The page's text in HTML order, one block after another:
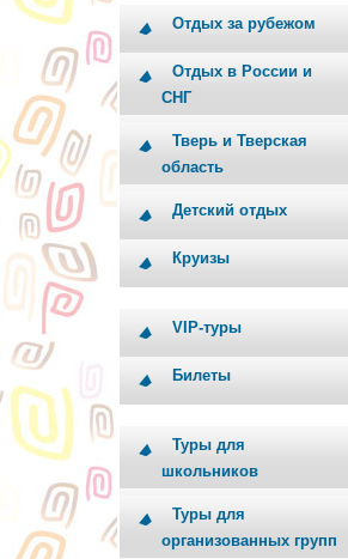
Отдых за рубежом
Отдых в России и
СНГ
Тверь и Тверская
область
Детский отдых
Круизы
VIP-туры
Билеты
Туры для
школьников
Туры для
организованных групп